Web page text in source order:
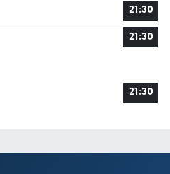
21:30
21:30
21:30